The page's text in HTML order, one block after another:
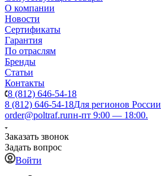
О компании
Новости
Сертификаты
Гарантия
По отраслям
Бренды
Статьи
Контакты
8 (812) 646-54-18
8 (812) 646-54-18Для регионов России
order@poltraf.ruпн-пт 9:00 — 18:00.
Заказать звонок
Задать вопрос
Войти